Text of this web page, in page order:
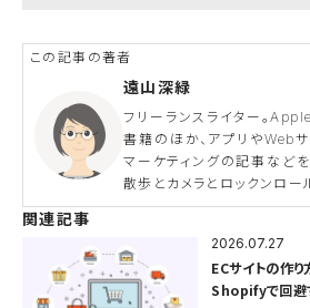
遠山深緑
フリーランスライター。
書籍のほか、アプリやWeb
マーケティングの記事など
散歩とカメラとロックンロー
関連記事
2026.07.27
ECサイトの作
Shopifyで回避